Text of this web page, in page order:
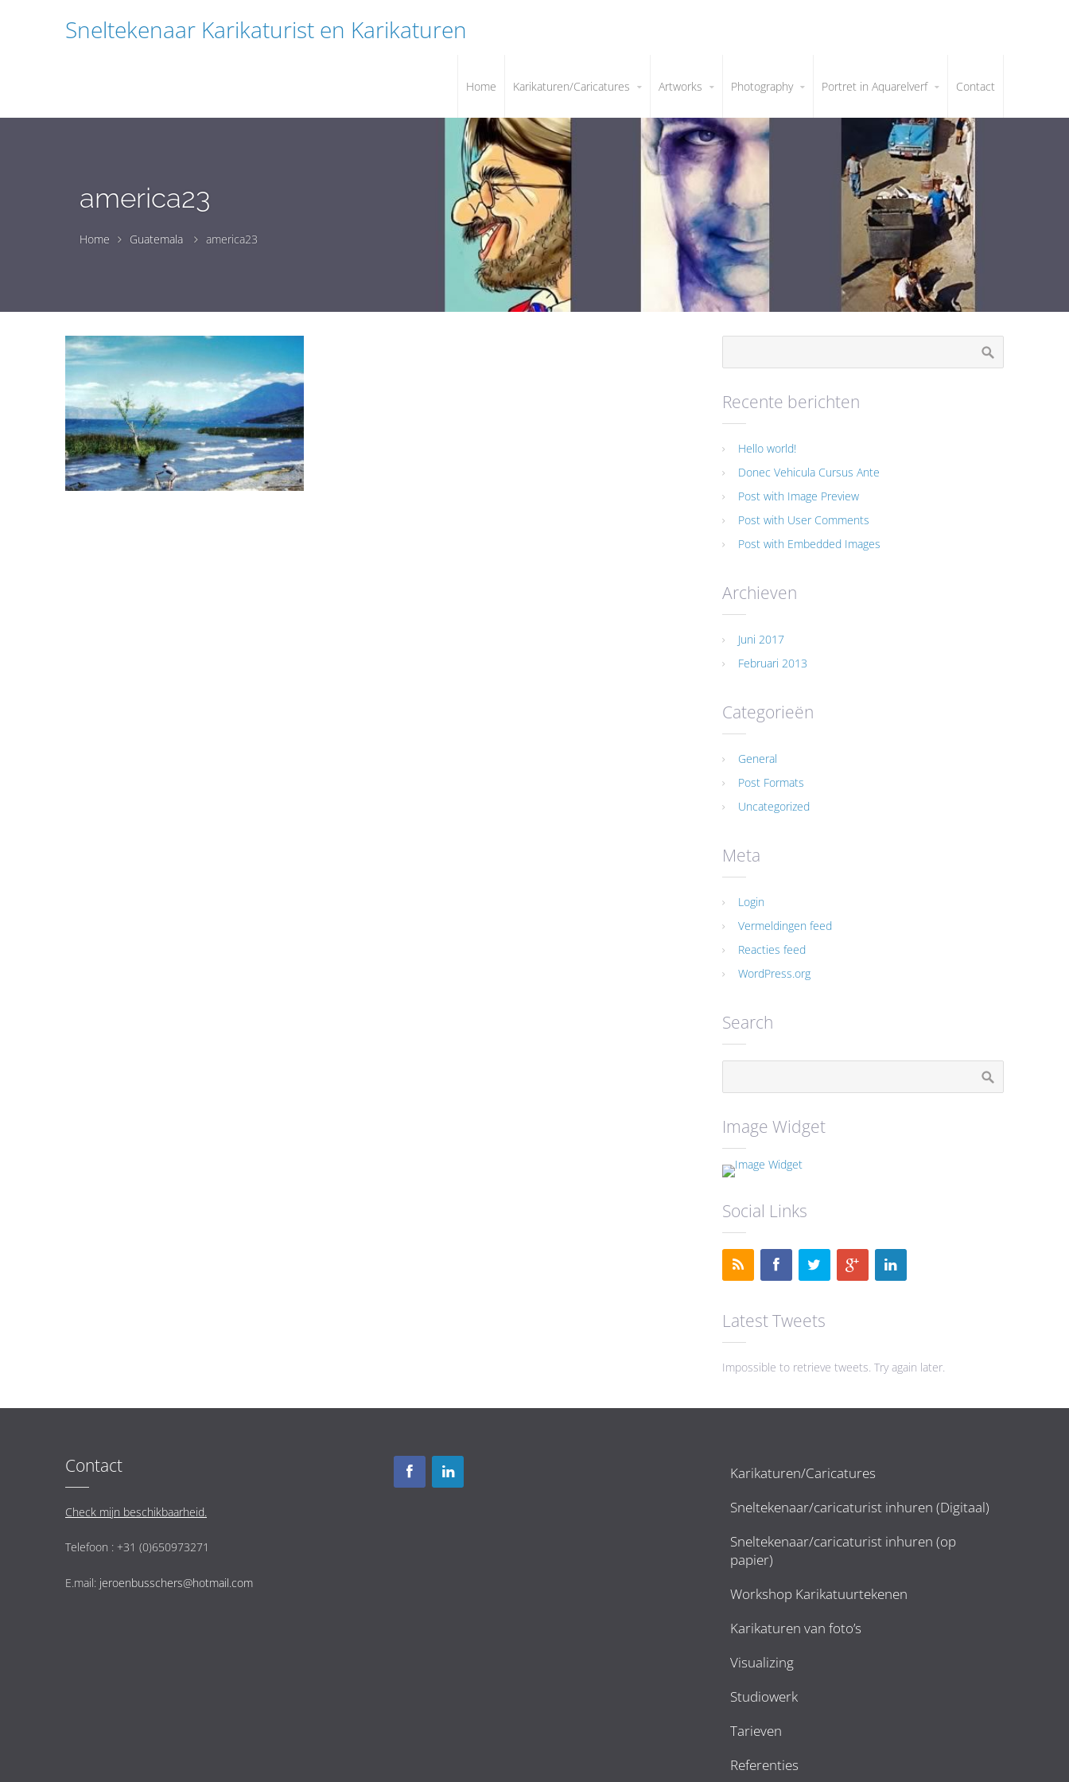
Sneltekenaar Karikaturist en Karikaturen
Home Karikaturen/Caricatures Artworks Photography Portret in Aquarelverf Contact
america23
Home Guatemala america23
Recente berichten
Hello world!
Donec Vehicula Cursus Ante
Post with Image Preview
Post with User Comments
Post with Embedded Images
Archieven
Juni 2017
Februari 2013
Categorieën
General
Post Formats
Uncategorized
Meta
Login
Vermeldingen feed
Reacties feed
WordPress.org
Search
Image Widget
Social Links
Latest Tweets
Impossible to retrieve tweets. Try again later.
Contact
Check mijn beschikbaarheid.
Telefoon : +31 (0)650973271
E.mail: jeroenbusschers@hotmail.com
Karikaturen/Caricatures
Sneltekenaar/caricaturist inhuren (Digitaal)
Sneltekenaar/caricaturist inhuren (op
papier)
Workshop Karikatuurtekenen
Karikaturen van foto’s
Visualizing
Studiowerk
Tarieven
Referenties